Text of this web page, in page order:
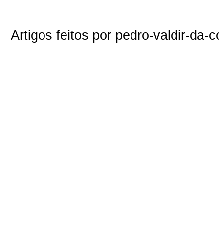
Artigos feitos por pedro-valdir-da-